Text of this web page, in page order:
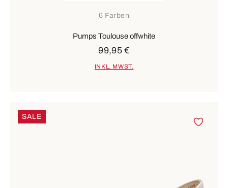
6 Farben
Pumps Toulouse offwhite
99,95 €
INKL. MWST.
SALE